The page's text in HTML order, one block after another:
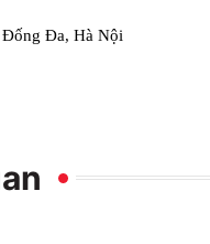
Đa, Hà Nội